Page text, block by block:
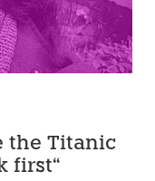
the Titanic
first“